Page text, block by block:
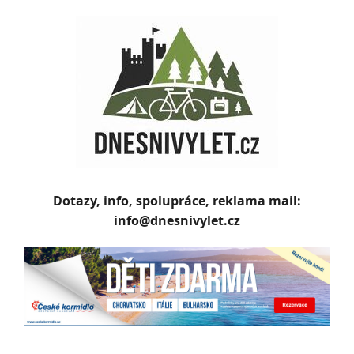
Dotazy, info, spolupráce, reklama mail:
info@dnesnivylet.cz